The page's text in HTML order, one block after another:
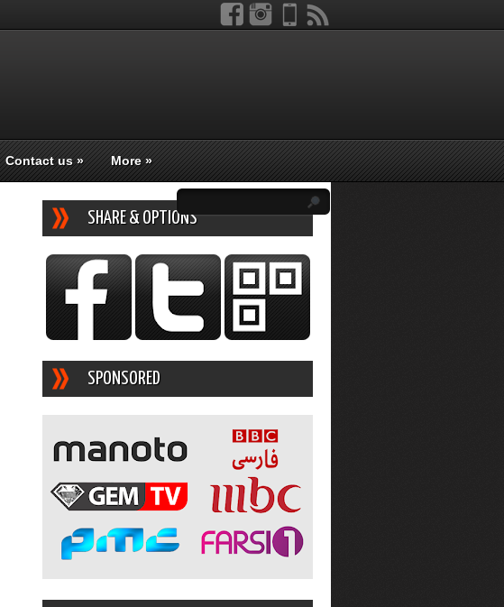
Contact us» More»
SHARE & OPTIONS
SPONSORED